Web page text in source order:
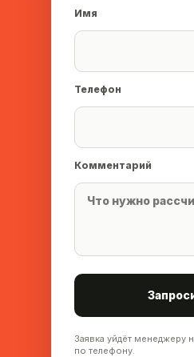
Имя
Телефон
Комментарий
Заявка уйдёт менеджеру
по телефону.